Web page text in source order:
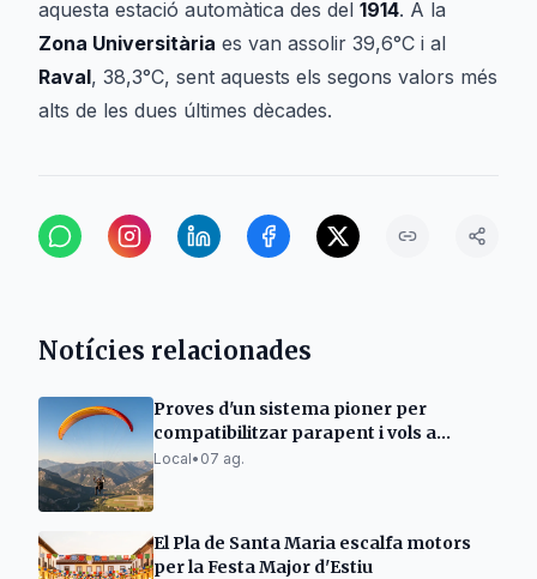
aquesta estació automàtica des del 1914. A la
Zona Universitària es van assolir 39,6°C i al
Raval, 38,3°C, sent aquests els segons valors més
alts de les dues últimes dècades.
Notícies relacionades
Proves d'un sistema pioner per
compatibilitzar parapent i vols a
l'aeroport Andorra-La Seu
Local• 07 ag.
El Pla de Santa Maria escalfa motors
per la Festa Major d'Estiu